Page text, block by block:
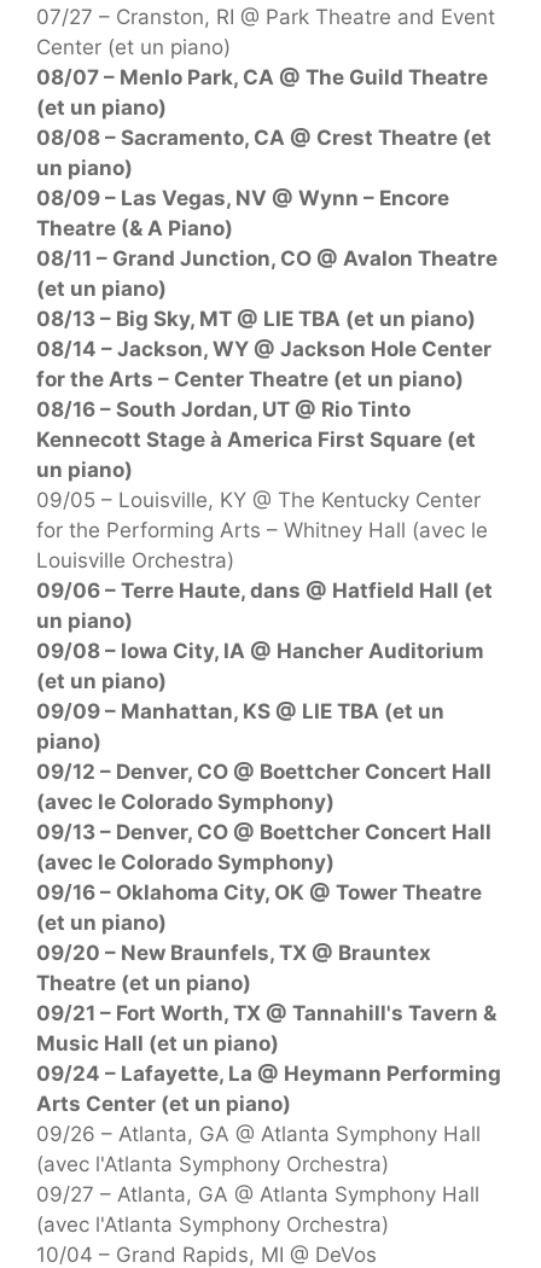
07/27 – Cranston, RI @ Park Theatre and Event
Center (et un piano)
08/07 – Menlo Park, CA @ The Guild Theatre
(et un piano)
08/08 – Sacramento, CA @ Crest Theatre (et
un piano)
08/09 – Las Vegas, NV @ Wynn – Encore
Theatre (& A Piano)
08/11 – Grand Junction, CO @ Avalon Theatre
(et un piano)
08/13 – Big Sky, MT @ LIE TBA (et un piano)
08/14 – Jackson, WY @ Jackson Hole Center
for the Arts – Center Theatre (et un piano)
08/16 – South Jordan, UT @ Rio Tinto
Kennecott Stage à America First Square (et
un piano)
09/05 – Louisville, KY @ The Kentucky Center
for the Performing Arts – Whitney Hall (avec le
Louisville Orchestra)
09/06 – Terre Haute, dans @ Hatfield Hall (et
un piano)
09/08 – Iowa City, IA @ Hancher Auditorium
(et un piano)
09/09 – Manhattan, KS @ LIE TBA (et un
piano)
09/12 – Denver, CO @ Boettcher Concert Hall
(avec le Colorado Symphony)
09/13 – Denver, CO @ Boettcher Concert Hall
(avec le Colorado Symphony)
09/16 – Oklahoma City, OK @ Tower Theatre
(et un piano)
09/20 – New Braunfels, TX @ Brauntex
Theatre (et un piano)
09/21 – Fort Worth, TX @ Tannahill's Tavern &
Music Hall (et un piano)
09/24 – Lafayette, La @ Heymann Performing
Arts Center (et un piano)
09/26 – Atlanta, GA @ Atlanta Symphony Hall
(avec l'Atlanta Symphony Orchestra)
09/27 – Atlanta, GA @ Atlanta Symphony Hall
(avec l'Atlanta Symphony Orchestra)
10/04 – Grand Rapids, MI @ DeVos